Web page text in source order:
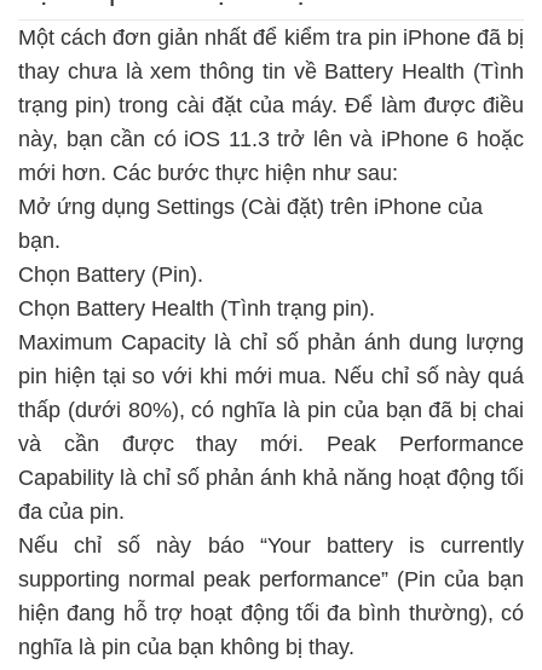
Một cách đơn giản nhất để kiểm tra pin iPhone đã bị
thay chưa là xem thông tin về Battery Health (Tình
trạng pin) trong cài đặt của máy. Để làm được điều
này, bạn cần có iOS 11.3 trở lên và iPhone 6 hoặc
mới hơn. Các bước thực hiện như sau:
Mở ứng dụng Settings (Cài đặt) trên iPhone của
bạn.
Chọn Battery (Pin).
Chọn Battery Health (Tình trạng pin).
Maximum Capacity là chỉ số phản ánh dung lượng
pin hiện tại so với khi mới mua. Nếu chỉ số này quá
thấp (dưới 80%), có nghĩa là pin của bạn đã bị chai
và cần được thay mới. Peak Performance
Capability là chỉ số phản ánh khả năng hoạt động tối
đa của pin.
Nếu chỉ số này báo “Your battery is currently
supporting normal peak performance” (Pin của bạn
hiện đang hỗ trợ hoạt động tối đa bình thường), có
nghĩa là pin của bạn không bị thay.